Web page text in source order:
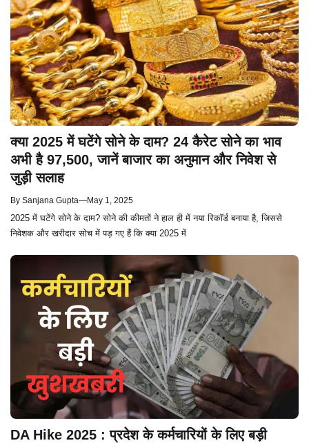
क्या 2025 में घटेंगे सोने के दाम? 24 कैरेट सोने का भाव
अभी है 97,500, जानें बाजार का अनुमान और निवेश से
जुड़ी सलाह
By Sanjana Gupta—May 1, 2025
2025 में घटेंगे सोने के दाम? सोने की कीमतों ने हाल ही में नया रिकॉर्ड बनाया है, जिससे
निवेशक और खरीदार सोच में पड़ गए हैं कि क्या 2025 में
DA Hike 2025 : प्रदेश के कर्मचारियों के लिए बड़ी